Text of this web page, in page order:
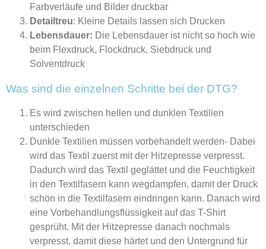
Farbverläufe und Bilder druckbar
Detailtreu: Kleine Details lassen sich Drucken
Lebensdauer: Die Lebensdauer ist nicht so hoch wie
beim Flexdruck, Flockdruck, Siebdruck und
Solventdruck
Was sind die einzelnen Schritte bei der DTG?
Es wird zwischen hellen und dunklen Textilien
unterschieden
Dunkle Textilien müssen vorbehandelt werden- Dabei
wird das Textil zuerst mit der Hitzepresse verpresst.
Dadurch wird das Textil geglättet und die Feuchtigkeit
in den Textilfasern kann wegdampfen, damit der Druck
schön in die Textilfasern eindringen kann. Danach wird
eine Vorbehandlungsflüssigkeit auf das T-Shirt
gesprüht. Mit der Hitzepresse danach nochmals
verpresst, damit diese härtet und den Untergrund für